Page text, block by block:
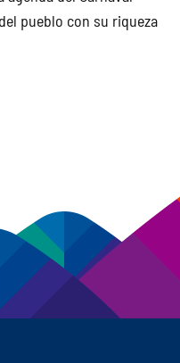
pueblo con su riqueza